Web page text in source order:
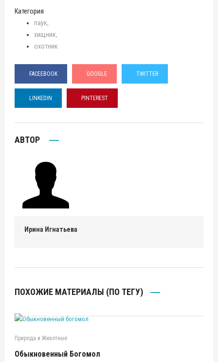
Категория
паук
хищник
охотник
FACEEBOOK GOOGLE TWITTER
LINKEDIN PINTEREST
АВТОР
Ирина Игнатьева
ПОХОЖИЕ МАТЕРИАЛЫ (ПО ТЕГУ)
Природа и Животные
Обыкновенный Богомол